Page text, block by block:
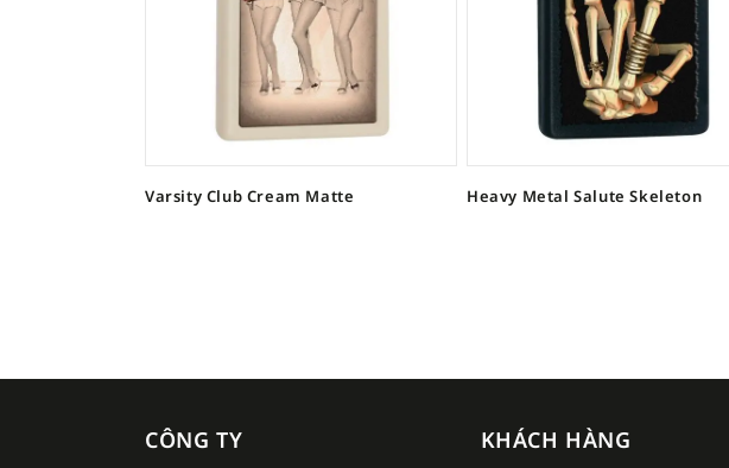
Varsity Club Cream Matte Heavy Metal Salute Skeleton
CÔNG TY KHÁCH HÀNG